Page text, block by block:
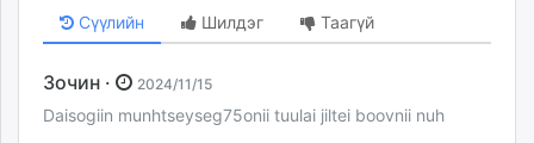
Сүүлийн Шилдэг Таагүй
Зочин · 2024/11/15
Daisogiin munhtseyseg75onii tuulai jiltei boovnii nuh